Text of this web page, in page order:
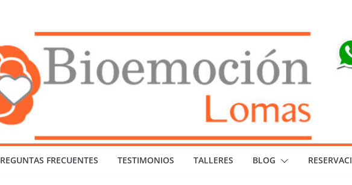
FRECUENTES TESTIMONIOS TALLERES BLOG